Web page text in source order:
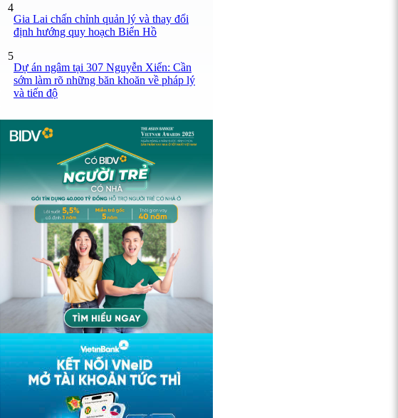
4
Gia Lai chấn chỉnh quản lý và thay đổi
định hướng quy hoạch Biển Hồ
5
Dự án ngâm tại 307 Nguyễn Xiển: Cần
sớm làm rõ những băn khoăn về pháp lý
và tiến độ